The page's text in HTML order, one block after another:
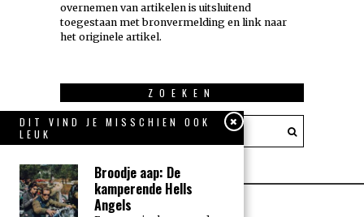
overnemen van artikelen is uitsluitend
toegestaan met bronvermelding en link naar
het originele artikel.
ZOEKEN
DIT VIND JE MISSCHIEN OOK
LEUK
Broodje aap: De
kamperende Hells
Angels